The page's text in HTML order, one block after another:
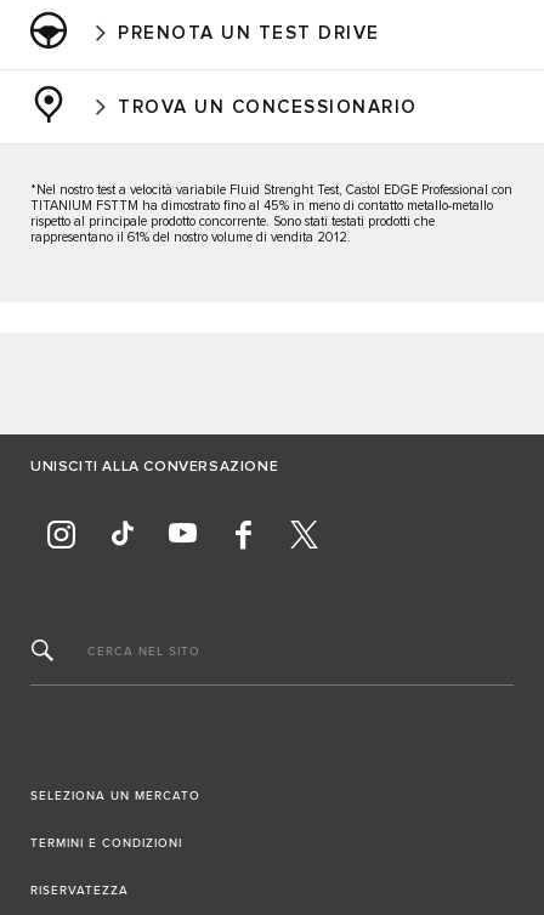
PRENOTA UN TEST DRIVE
TROVA UN CONCESSIONARIO
*Nel nostro test a velocità variabile Fluid Strenght Test, Castol EDGE Professional con
TITANIUM FSTTM ha dimostrato fino al 45% in meno di contatto metallo-metallo
rispetto al principale prodotto concorrente. Sono stati testati prodotti che
rappresentano il 61% del nostro volume di vendita 2012.
UNISCITI ALLA CONVERSAZIONE
CERCA NEL SITO
SELEZIONA UN MERCATO
TERMINI E CONDIZIONI
RISERVATEZZA